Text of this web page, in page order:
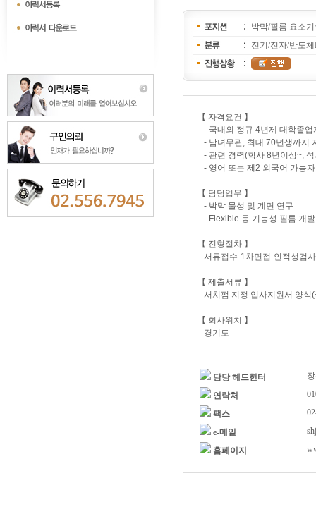
박막/필름 요소
전기/전자/반도
【 자격요건 】
- 국내외 정규 4년제 대학졸
- 남녀무관, 최대 70년생까지
- 관련 경력(학사 8년이상~,
- 영어 또는 제2 외국어 가능
【 담당업무 】
- 박막 물성 및 계면 연구
- Flexible 등 기능성 필름 개
【 전형절차 】
서류접수-1차면접-인적성검
【 제출서류 】
서치펌 지정 입사지원서 양식
【 회사위치 】
경기도
담당 헤드헌터
연락처
팩스
e-메일
홈페이지